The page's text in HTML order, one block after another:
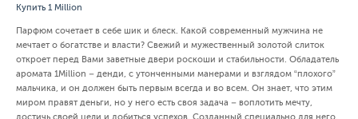
Купить 1 Million
Парфюм сочетает в себе шик и блеск. Какой современный мужчина не
мечтает о богатстве и власти? Свежий и мужественный золотой слиток
откроет перед Вами заветные двери роскоши и стабильности. Обладатель
аромата 1Million – денди, с утонченными манерами и взглядом “плохого”
мальчика, и он должен быть первым всегда и во всем. Он знает, что этим
миром правят деньги, но у него есть своя задача – воплотить мечту,